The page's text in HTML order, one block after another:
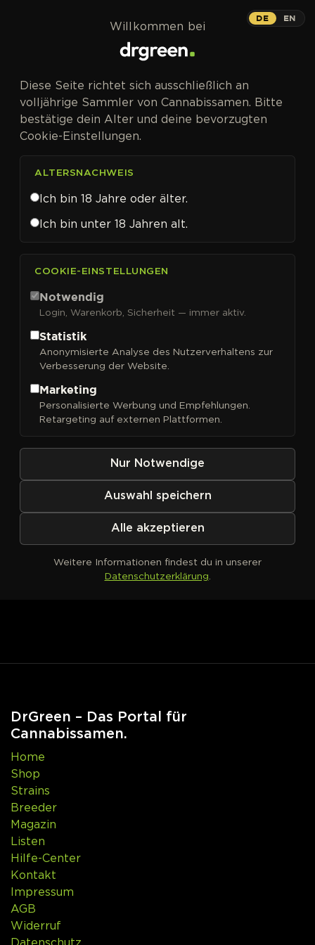
CANNABISSAMEN VON SENSI SEEDS RESEARCH KAUFEN
Sensi Seeds
Research
Kein Produkt definiert
DrGreen – Das Portal für
Cannabissamen.
Home
Shop
Strains
Breeder
Magazin
Listen
Hilfe-Center
Kontakt
Impressum
AGB
Widerruf
Datenschutz
DE EN
Willkommen bei
Diese Seite richtet sich ausschließlich an
volljährige Sammler von Cannabissamen. Bitte
bestätige dein Alter und deine bevorzugten
Cookie-Einstellungen.
ALTERSNACHWEIS
Ich bin 18 Jahre oder älter.
Ich bin unter 18 Jahren alt.
COOKIE-EINSTELLUNGEN
Notwendig
Login, Warenkorb, Sicherheit — immer aktiv.
Statistik
Anonymisierte Analyse des Nutzerverhaltens zur
Verbesserung der Website.
Marketing
Personalisierte Werbung und Empfehlungen.
Retargeting auf externen Plattformen.
Nur Notwendige
Auswahl speichern
Alle akzeptieren
Weitere Informationen findest du in unserer
Datenschutzerklärung